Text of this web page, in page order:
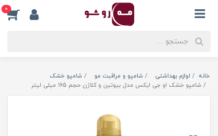
0
خانه لوازم بهداشتی شامپو و مراقبت مو
شامپو خشک
شامپو خشک او جی ایکس مدل بیوتین و کلاژن حجم 165 میلی لیتر